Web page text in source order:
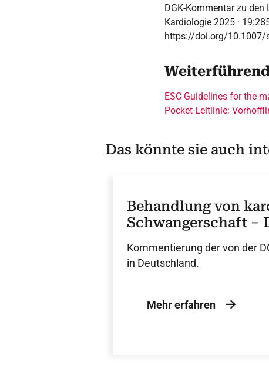
DGK-Kommentar zu
Kardiologie 2025 ·
https://doi.org/10.1007/
ESC Guidelines for the
Pocket-Leitlinie:
Das könnte sie auch
Behandlung von
Schwangerschaft –
Kommentierung der von der
in Deutschland.
Mehr erfahren